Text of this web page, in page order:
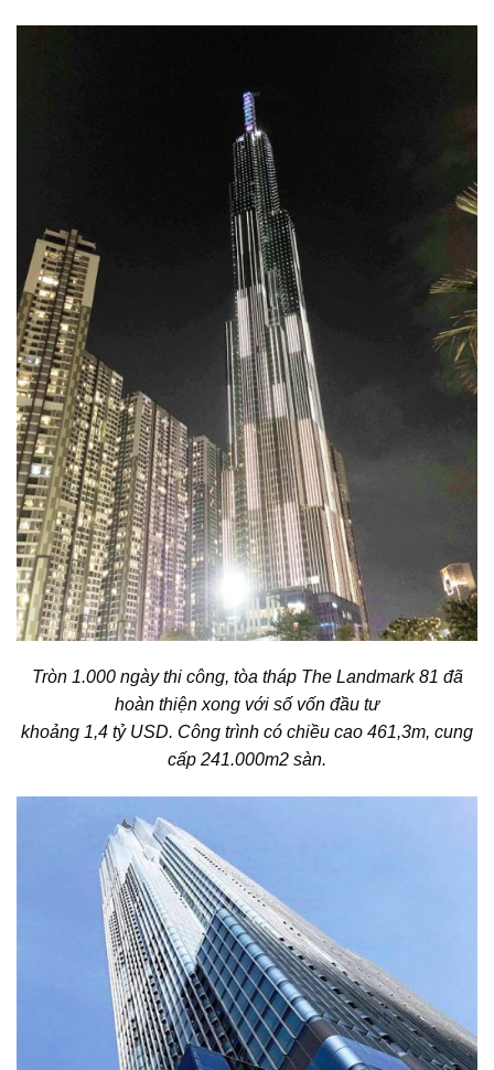
Tròn 1.000 ngày thi công, tòa tháp The Landmark 81 đã
hoàn thiện xong với số vốn đầu tư
khoảng 1,4 tỷ USD. Công trình có chiều cao 461,3m, cung
cấp 241.000m2 sàn.